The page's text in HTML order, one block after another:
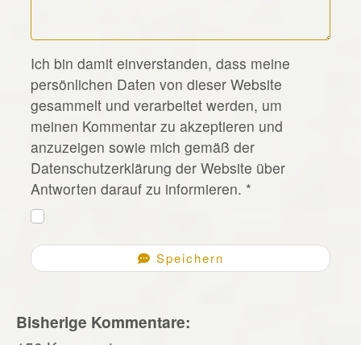
*
Ich bin damit einverstanden, dass meine
persönlichen Daten von dieser Website
gesammelt und verarbeitet werden, um
meinen Kommentar zu akzeptieren und
anzuzeigen sowie mich gemäß der
Datenschutzerklärung der Website über
Antworten darauf zu informieren. *
Speichern
Bisherige Kommentare: